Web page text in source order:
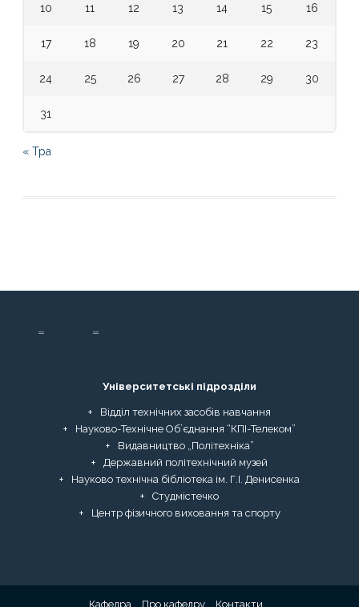
10 11 12 13 14 15 16
17 18 19 20 21 22 23
24 25 26 27 28 29 30
31
« Тра
Університетські підрозділи
Відділ технічних засобів навчання
Науково-Технічне Об’єднання “КПІ-Телеком”
Видавництво „Політехніка”
Державний політехнічний музей
Науково технічна бібліотека ім. Г.І. Денисенка
Студмістечко
Центр фізичного виховання та спорту
Кафедра Про кафедру Контакти